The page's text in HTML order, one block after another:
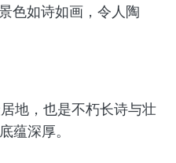
色如诗如画，令人陶
地，也是不朽长诗与壮
蕴深厚。